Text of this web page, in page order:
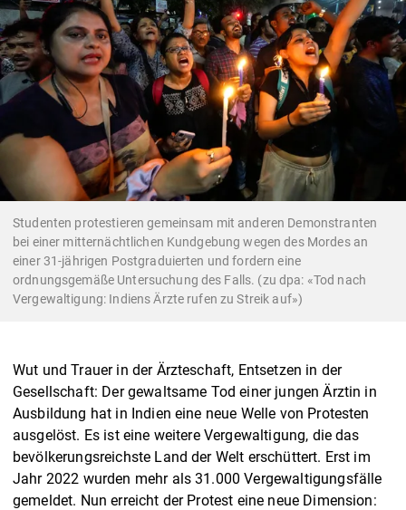
Studenten protestieren gemeinsam mit anderen Demonstranten
bei einer mitternächtlichen Kundgebung wegen des Mordes an
einer 31-jährigen Postgraduierten und fordern eine
ordnungsgemäße Untersuchung des Falls. (zu dpa: «Tod nach
Vergewaltigung: Indiens Ärzte rufen zu Streik auf»)
Wut und Trauer in der Ärzteschaft, Entsetzen in der
Gesellschaft: Der gewaltsame Tod einer jungen Ärztin in
Ausbildung hat in Indien eine neue Welle von Protesten
ausgelöst. Es ist eine weitere Vergewaltigung, die das
bevölkerungsreichste Land der Welt erschüttert. Erst im
Jahr 2022 wurden mehr als 31.000 Vergewaltigungsfälle
gemeldet. Nun erreicht der Protest eine neue Dimension: